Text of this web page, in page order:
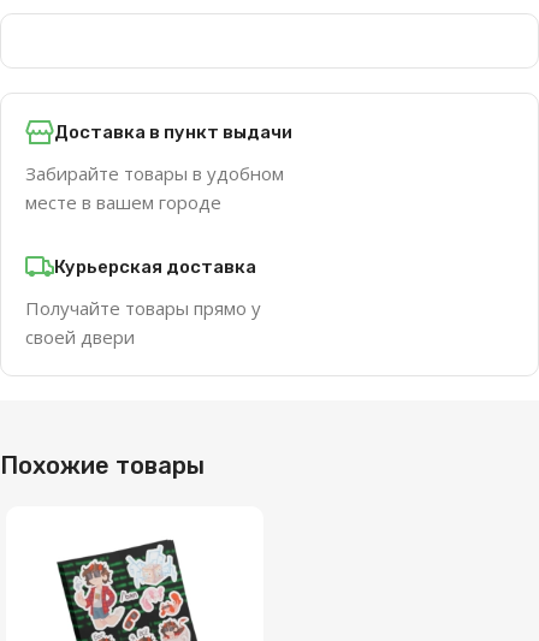
Доставка в пункт выдачи
Забирайте товары в удобном
месте в вашем городе
Курьерская доставка
Получайте товары прямо у
своей двери
Похожие товары